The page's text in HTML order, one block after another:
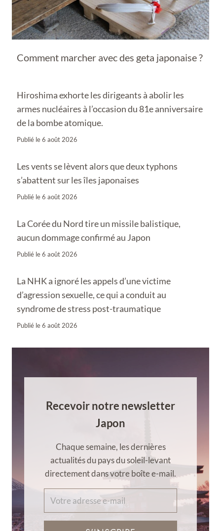
Comment marcher avec des geta japonaise ?
Hiroshima exhorte les dirigeants à abolir les
armes nucléaires à l’occasion du 81e anniversaire
de la bombe atomique.
Publié le6 août 2026
Les vents se lèvent alors que deux typhons
s’abattent sur les îles japonaises
Publié le6 août 2026
La Corée du Nord tire un missile balistique,
aucun dommage confirmé au Japon
Publié le6 août 2026
La NHK a ignoré les appels d’une victime
d’agression sexuelle, ce qui a conduit au
syndrome de stress post-traumatique
Publié le6 août 2026
Recevoir notre newsletter
Japon
Chaque semaine, les dernières
actualités du pays du soleil-levant
directement dans votre boîte e-mail.